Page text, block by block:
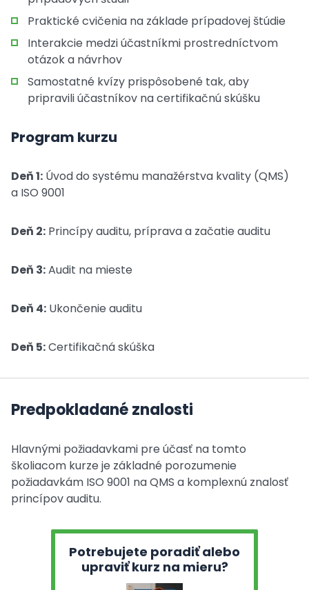
Praktické cvičenia na základe prípadovej štúdie
Interakcie medzi účastníkmi prostredníctvom
otázok a návrhov
Samostatné kvízy prispôsobené tak, aby
pripravili účastníkov na certifikačnú skúšku
Program kurzu
Deň 1: Úvod do systému manažérstva kvality (QMS)
a ISO 9001
Deň 2: Princípy auditu, príprava a začatie auditu
Deň 3:Audit na mieste
Deň 4: Ukončenie auditu
Deň 5:Certifikačná skúška
Predpokladané znalosti
Hlavnými požiadavkami pre účasť na tomto
školiacom kurze je základné porozumenie
požiadavkám ISO 9001 na QMS a komplexnú znalosť
princípov auditu.
Potrebujete poradiť alebo
upraviť kurz na mieru?